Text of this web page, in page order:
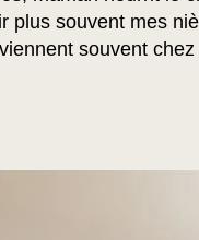
plus souvent mes
souvent